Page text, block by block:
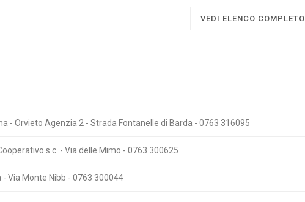
VEDI ELENCO COMPLETO
- Orvieto Agenzia 2 - Strada Fontanelle di Barda - 0763 316095
s.c. - Via delle Mimo - 0763 300625
Via Monte Nibb - 0763 300044